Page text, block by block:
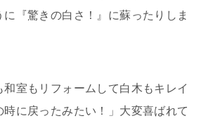
に『驚きの白さ！』に蘇ったりしま
室もリフォームして白木もキレイ
時に戻ったみたい！」大変喜ばれて